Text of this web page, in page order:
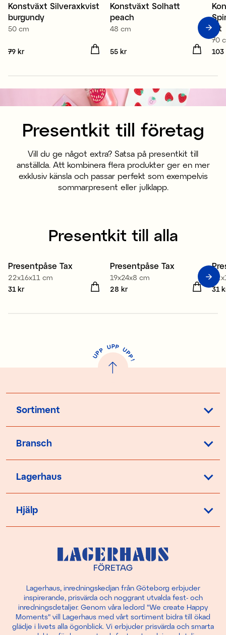
Nyhet
Konstväxt Silveraxkvist
burgundy
50 cm
Pris:
79 kr
Nyhet
Konstväxt Solhatt
peach
48 cm
Pris:
55 kr
vit
70
Pris
103
Presentkit till företag
Vill du ge något extra? Satsa på presentkit till
anställda. Att kombinera flera produkter ger en mer
exklusiv känsla och passar perfekt som exempelvis
sommarpresent eller julklapp.
Presentkit till alla
Nyhet
Presentpåse Tax
22x16x11 cm
Pris:
31 kr
Nyhet
Presentpåse Tax
19x24x8 cm
Pris:28 kr
28 kr Pris
31
U
P
P UPP UP
P
!
Sortiment
Bransch
Lagerhaus
Hjälp
Lagerhaus, inredningskedjan från Göteborg erbjuder
inspirerande, prisvärda och noggrant utvalda fest- och
inredningsdetaljer. Genom våra ledord "We create Happy
Moments" vill Lagerhaus med vårt sortiment bidra till ökad
glädje i livets alla ögonblick. Vi erbjuder prisvärda och smarta